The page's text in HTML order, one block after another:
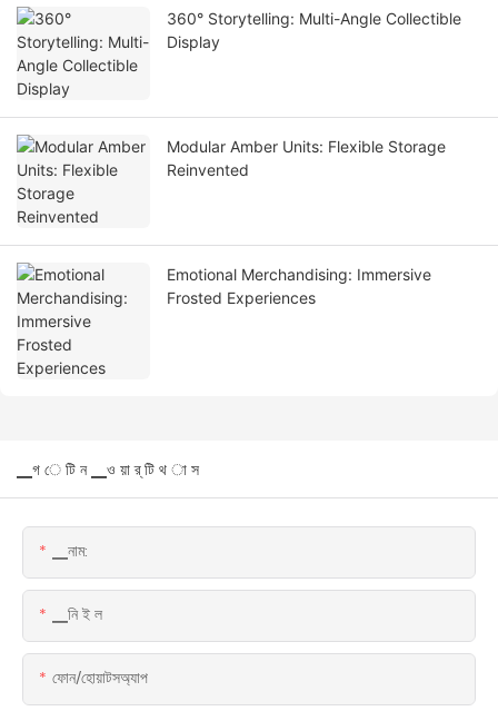
360° Storytelling: Multi-Angle Collectible
Display
Modular Amber Units: Flexible Storage
Reinvented
Emotional Merchandising: Immersive
Frosted Experiences
▁গ ে টি ন ▁ও য়া র্ টি থ া স
▁নাম:
▁নি ই ল
ফোন/হোয়াটসঅ্যাপ